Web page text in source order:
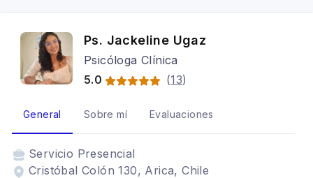
Ps. Jackeline Ugaz
Psicóloga Clínica
5.0
(13)
General Sobre mí Evaluaciones
Servicio Presencial
Cristóbal Colón 130, Arica, Chile